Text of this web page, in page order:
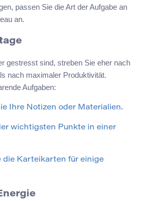
passen Sie die Art der Aufgabe an
an.
gestresst sind, streben Sie eher nach
nach maximaler Produktivität.
Aufgaben:
Ihre Notizen oder Materialien.
wichtigsten Punkte in einer
die Karteikarten für einige